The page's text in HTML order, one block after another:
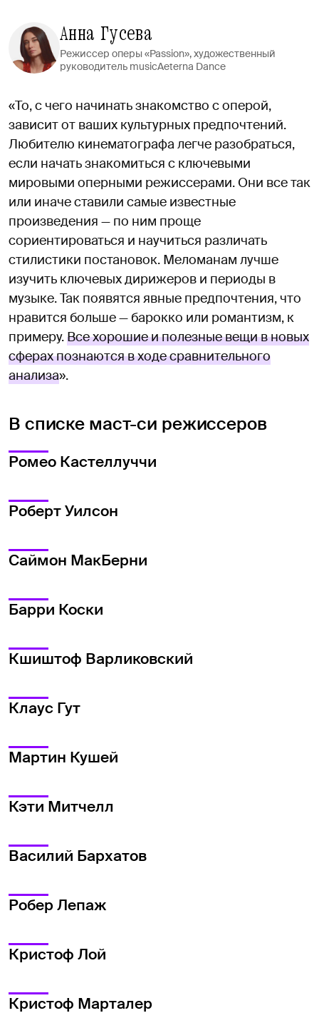
Анна Гусева
Режиссер оперы «Passion», художественный
руководитель musicAeterna Dance
«То, с чего начинать знакомство с оперой,
зависит от ваших культурных предпочтений.
Любителю кинематографа легче разобраться,
если начать знакомиться с ключевыми
мировыми оперными режиссерами. Они все так
или иначе ставили самые известные
произведения — по ним проще
сориентироваться и научиться различать
стилистики постановок. Меломанам лучше
изучить ключевых дирижеров и периоды в
музыке. Так появятся явные предпочтения, что
нравится больше — барокко или романтизм, к
примеру.Все хорошие и полезные вещи в новых
сферах познаются в ходе сравнительного
анализа».
В списке маст-си режиссеров
Ромео Кастеллуччи
Роберт Уилсон
Саймон МакБерни
Барри Коски
Кшиштоф Варликовский
Клаус Гут
Мартин Кушей
Кэти Митчелл
Василий Бархатов
Робер Лепаж
Кристоф Лой
Кристоф Марталер